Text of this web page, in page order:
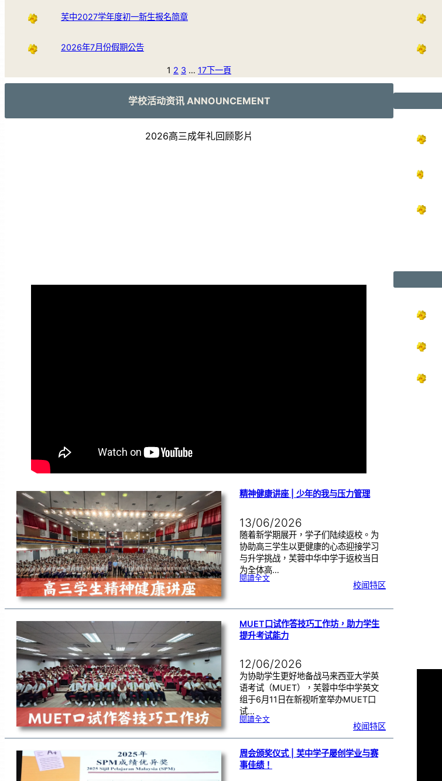
芙中2027学年度初一新生报名简章
2026年7月份假期公告
1 2 3 … 17下一頁
学校活动资讯 ANNOUNCEMENT
2026高三成年礼回顾影片
精神健康讲座 | 少年的我与压力管理
13/06/2026
随着新学期展开，学子们陆续返校。为
协助高三学生以更健康的心态迎接学习
与升学挑战，芙蓉中华中学于返校当日
为全体高…
閱讀全文:精
少
的
我
与
压
力
管
校闻特区
MUET口试作答技巧工作坊，助力学生
提升考试能力
12/06/2026
为协助学生更好地备战马来西亚大学英
语考试（MUET），芙蓉中华中学英文
组于6月11日在新视听室举办MUET口
试…
閱讀全文:M
口
作
答
技
巧
作
坊
校闻特区
周会颁奖仪式 | 芙中学子屡创学业与赛
事佳绩！